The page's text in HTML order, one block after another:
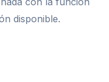
disponible.